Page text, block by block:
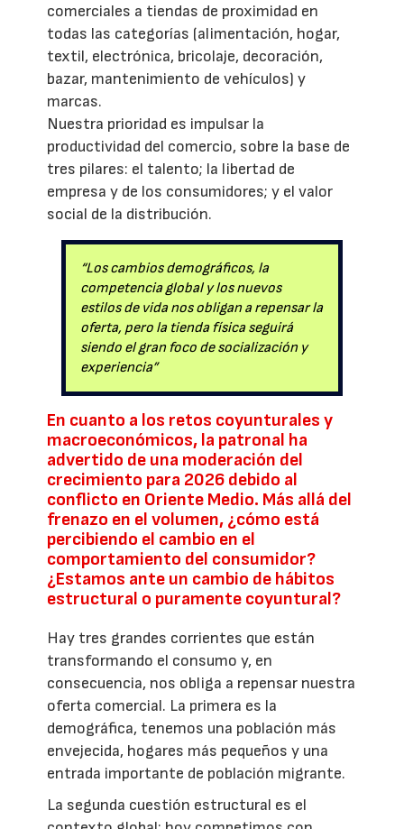
comerciales a tiendas de proximidad en
todas las categorías (alimentación, hogar,
textil, electrónica, bricolaje, decoración,
bazar, mantenimiento de vehículos) y
marcas.
Nuestra prioridad es impulsar la
productividad del comercio, sobre la base de
tres pilares: el talento; la libertad de
empresa y de los consumidores; y el valor
social de la distribución.
“Los cambios demográficos, la
competencia global y los nuevos
estilos de vida nos obligan a repensar la
oferta, pero la tienda física seguirá
siendo el gran foco de socialización y
experiencia”
En cuanto a los retos coyunturales y
macroeconómicos, la patronal ha
advertido de una moderación del
crecimiento para 2026 debido al
conflicto en Oriente Medio. Más allá del
frenazo en el volumen, ¿cómo está
percibiendo el cambio en el
comportamiento del consumidor?
¿Estamos ante un cambio de hábitos
estructural o puramente coyuntural?
Hay tres grandes corrientes que están
transformando el consumo y, en
consecuencia, nos obliga a repensar nuestra
oferta comercial. La primera es la
demográfica, tenemos una población más
envejecida, hogares más pequeños y una
entrada importante de población migrante.
La segunda cuestión estructural es el